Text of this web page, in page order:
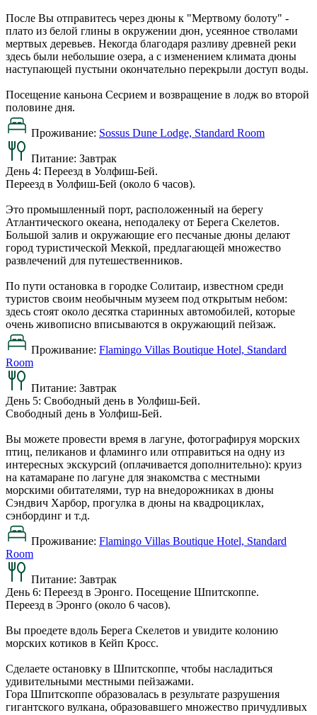
После Вы отправитесь через дюны к "Мертвому болоту" -
плато из белой глины в окружении дюн, усеянное стволами
мертвых деревьев. Некогда благодаря разливу древней реки
здесь были небольшие озера, а с изменением климата дюны
наступающей пустыни окончательно перекрыли доступ воды.
Посещение каньона Сесрием и возвращение в лодж во второй
половине дня.
Проживание: Sossus Dune Lodge, Standard Room
Питание: Завтрак
День 4: Переезд в Уолфиш-Бей.
Переезд в Уолфиш-Бей (около 6 часов).
Это промышленный порт, расположенный на берегу
Атлантического океана, неподалеку от Берега Скелетов.
Большой залив и окружающие его песчаные дюны делают
город туристической Меккой, предлагающей множество
развлечений для путешественников.
По пути остановка в городке Солитаир, известном среди
туристов своим необычным музеем под открытым небом:
здесь стоят около десятка старинных автомобилей, которые
очень живописно вписываются в окружающий пейзаж.
Проживание: Flamingo Villas Boutique Hotel, Standard
Room
Питание: Завтрак
День 5: Свободный день в Уолфиш-Бей.
Свободный день в Уолфиш-Бей.
Вы можете провести время в лагуне, фотографируя морских
птиц, пеликанов и фламинго или отправиться на одну из
интересных экскурсий (оплачивается дополнительно): круиз
на катамаране по лагуне для знакомства с местными
морскими обитателями, тур на внедорожниках в дюны
Сэндвич Харбор, прогулка в дюны на квадроциклах,
сэнбординг и т.д.
Проживание: Flamingo Villas Boutique Hotel, Standard
Room
Питание: Завтрак
День 6: Переезд в Эронго. Посещение Шпитскоппе.
Переезд в Эронго (около 6 часов).
Вы проедете вдоль Берега Скелетов и увидите колонию
морских котиков в Кейп Кросс.
Сделаете остановку в Шпитскоппе, чтобы насладиться
удивительными местными пейзажами.
Гора Шпитскоппе образовалась в результате разрушения
гигантского вулкана, образовавшего множество причудливых